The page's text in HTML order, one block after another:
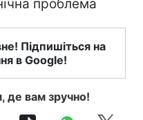
проблема
Підпишіться на
в Google!
де вам зручно!